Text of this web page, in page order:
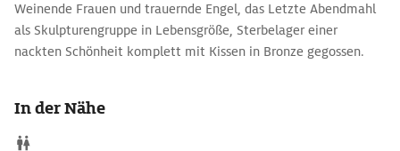
Weinende Frauen und trauernde Engel, das Letzte Abendmahl
als Skulpturengruppe in Lebensgröße, Sterbelager einer
nackten Schönheit komplett mit Kissen in Bronze gegossen.
In der Nähe